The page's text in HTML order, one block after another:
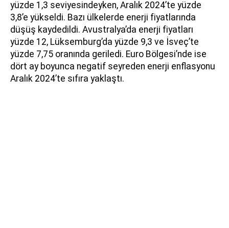
yüzde 1,3 seviyesindeyken, Aralık 2024’te yüzde
3,8’e yükseldi. Bazı ülkelerde enerji fiyatlarında
düşüş kaydedildi. Avustralya’da enerji fiyatları
yüzde 12, Lüksemburg’da yüzde 9,3 ve İsveç’te
yüzde 7,75 oranında geriledi. Euro Bölgesi’nde ise
dört ay boyunca negatif seyreden enerji enflasyonu
Aralık 2024’te sıfıra yaklaştı.